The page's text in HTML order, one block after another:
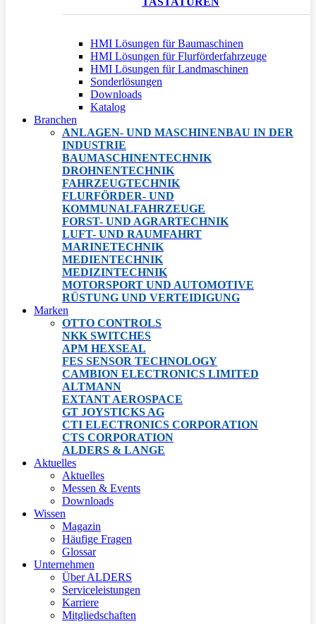
HMI Lösungen für Baumaschinen
HMI Lösungen für Flurförderfahrzeuge
HMI Lösungen für Landmaschinen
Sonderlösungen
Downloads
Katalog
Branchen
ANLAGEN- UND MASCHINENBAU IN DER
INDUSTRIE
BAUMASCHINENTECHNIK
DROHNENTECHNIK
FAHRZEUGTECHNIK
FLURFÖRDER- UND
KOMMUNALFAHRZEUGE
FORST- UND AGRARTECHNIK
LUFT- UND RAUMFAHRT
MARINETECHNIK
MEDIENTECHNIK
MEDIZINTECHNIK
MOTORSPORT UND AUTOMOTIVE
RÜSTUNG UND VERTEIDIGUNG
Marken
OTTO CONTROLS
NKK SWITCHES
APM HEXSEAL
FES SENSOR TECHNOLOGY
CAMBION ELECTRONICS LIMITED
ALTMANN
EXTANT AEROSPACE
GT JOYSTICKS AG
CTI ELECTRONICS CORPORATION
CTS CORPORATION
ALDERS & LANGE
Aktuelles
Aktuelles
Messen & Events
Downloads
Wissen
Magazin
Häufige Fragen
Glossar
Unternehmen
Über ALDERS
Serviceleistungen
Karriere
Mitgliedschaften